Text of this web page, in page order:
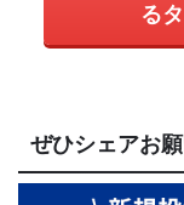
る
ぜひシェアお